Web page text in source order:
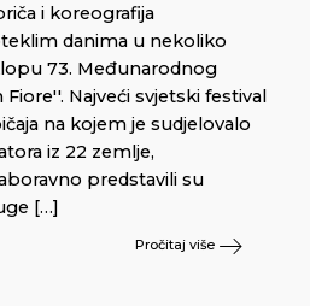
i koreografija
danima u nekoliko
73. Međunarodnog
Najveći svjetski festival
na kojem je sudjelovalo
iz 22 zemlje,
predstavili su
[…]
Pročitaj više